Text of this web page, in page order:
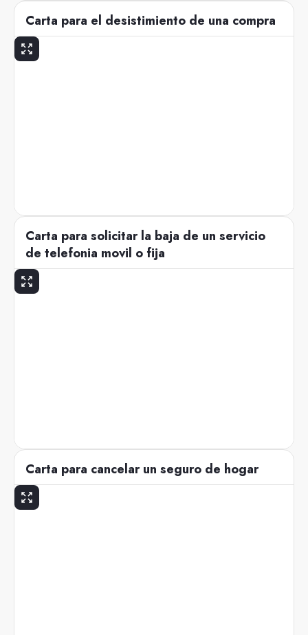
Carta para el desistimiento de una compra
Carta para solicitar la baja de un servicio
de telefonia movil o fija
Carta para cancelar un seguro de hogar